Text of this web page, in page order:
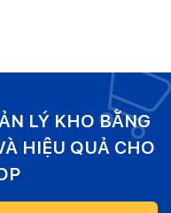
LÝ KHO BẰNG
HIỆU QUẢ CHO